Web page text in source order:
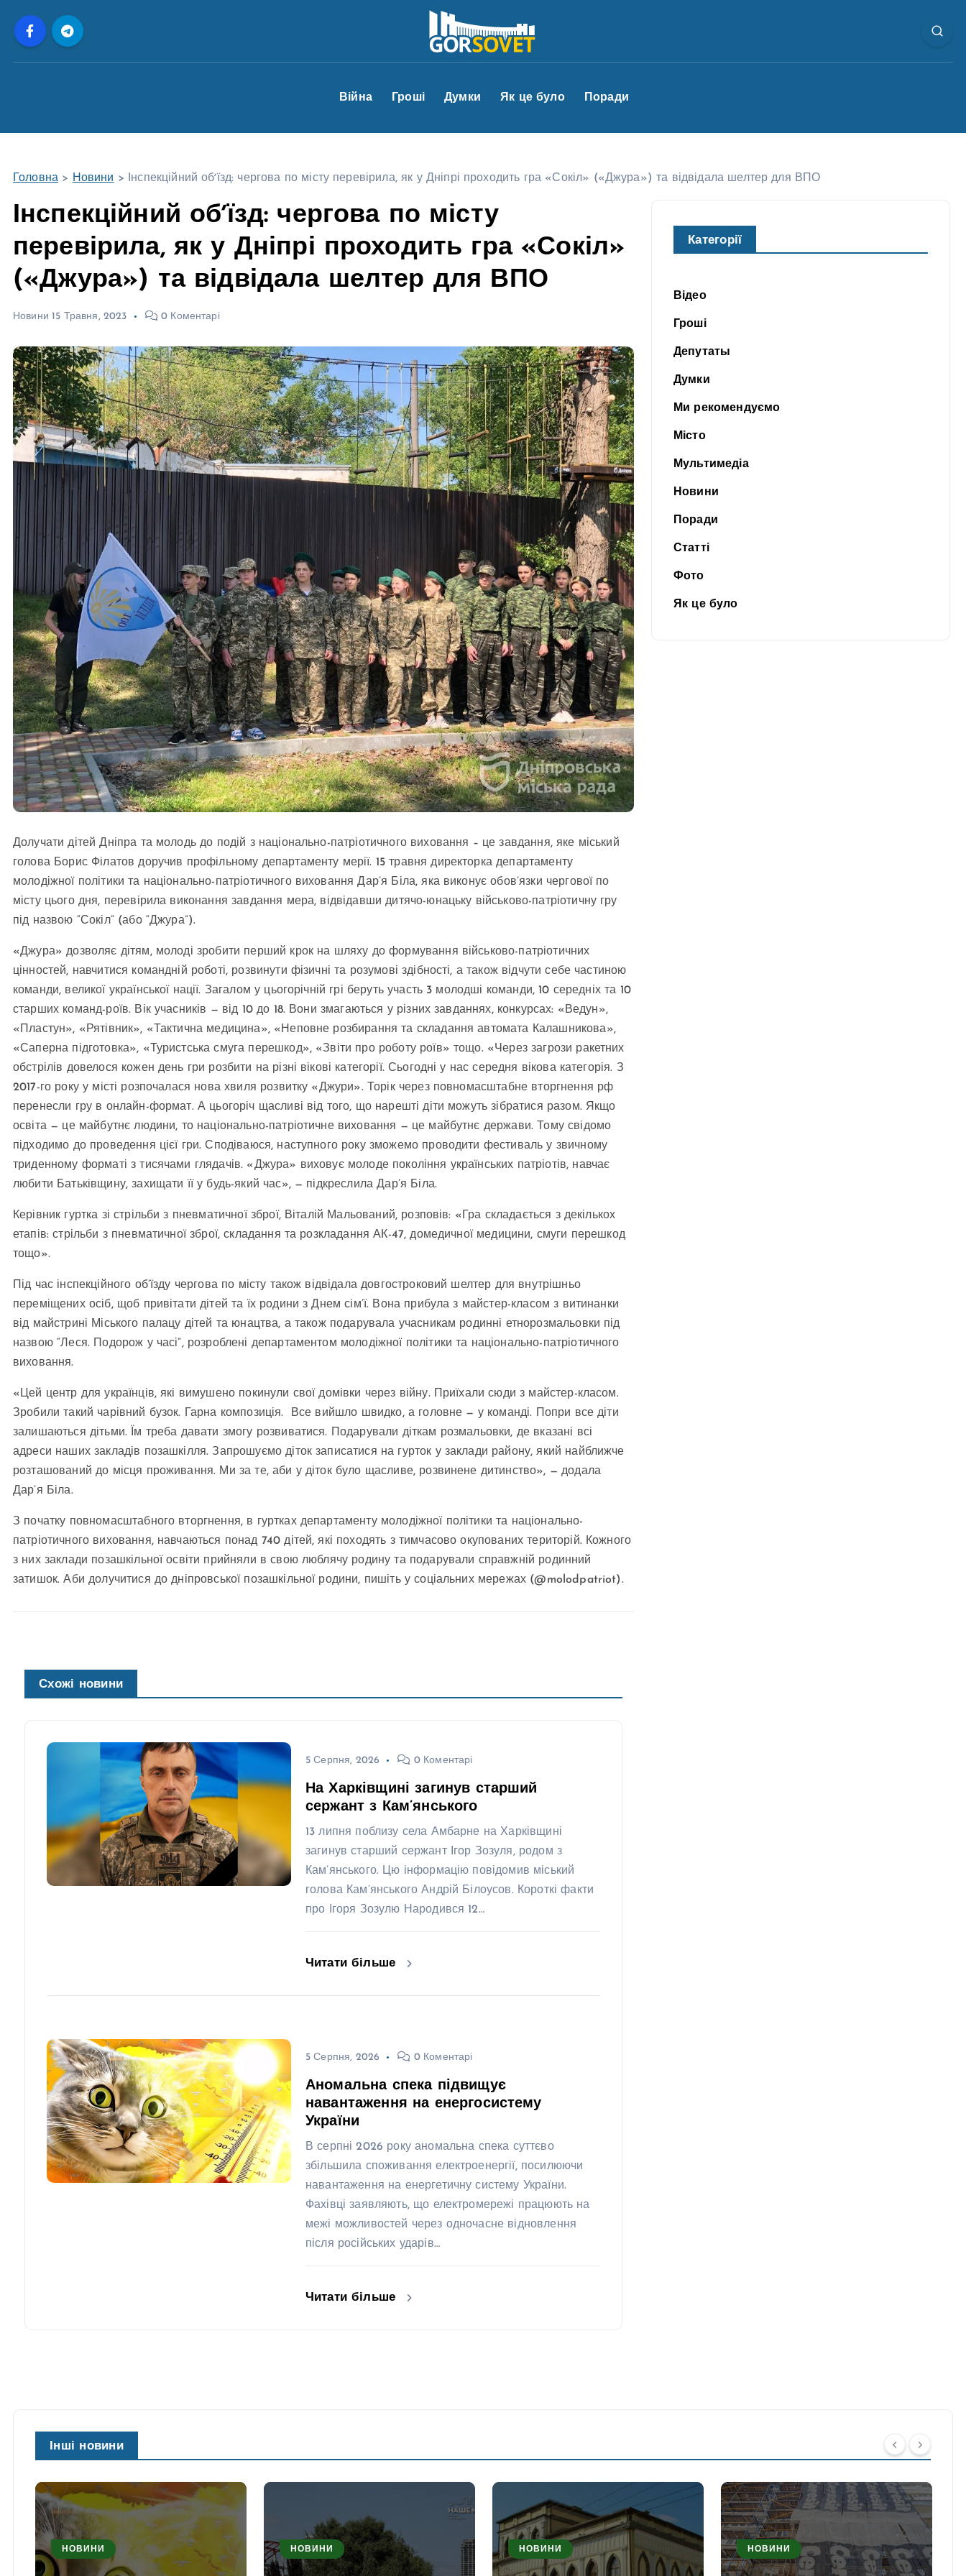
Війна Гроші Думки Як це було Поради
Головна > Новини > Інспекційний обʼїзд: чергова по місту перевірила, як у Дніпрі проходить гра «Сокіл» («Джура») та відвідала шелтер для ВПО
Інспекційний обʼїзд: чергова по місту
перевірила, як у Дніпрі проходить гра «Сокіл»
(«Джура») та відвідала шелтер для ВПО
Новини 15 Травня, 2023 0 Коментарі
Долучати дітей Дніпра та молодь до подій з національно-патріотичного виховання – це завдання, яке міський
голова Борис Філатов доручив профільному департаменту мерії. 15 травня директорка департаменту
молодіжної політики та національно-патріотичного виховання Дар’я Біла, яка виконує обов’язки чергової по
місту цього дня, перевірила виконання завдання мера, відвідавши дитячо-юнацьку військово-патріотичну гру
під назвою “Сокіл” (або “Джура”).
«Джура» дозволяє дітям, молоді зробити перший крок на шляху до формування військово-патріотичних
цінностей, навчитися командній роботі, розвинути фізичні та розумові здібності, а також відчути себе частиною
команди, великої української нації. Загалом у цьогорічній грі беруть участь 3 молодші команди, 10 середніх та 10
старших команд-роїв. Вік учасників — від 10 до 18. Вони змагаються у різних завданнях, конкурсах: «Ведун»,
«Пластун», «Рятівник», «Тактична медицина», «Неповне розбирання та складання автомата Калашникова»,
«Саперна підготовка», «Туристська смуга перешкод», «Звіти про роботу роїв» тощо. «Через загрози ракетних
обстрілів довелося кожен день гри розбити на різні вікові категорії. Сьогодні у нас середня вікова категорія. З
2017-го року у місті розпочалася нова хвиля розвитку «Джури». Торік через повномасштабне вторгнення рф
перенесли гру в онлайн-формат. А цьогоріч щасливі від того, що нарешті діти можуть зібратися разом. Якщо
освіта — це майбутнє людини, то національно-патріотичне виховання — це майбутнє держави. Тому свідомо
підходимо до проведення цієї гри. Сподіваюся, наступного року зможемо проводити фестиваль у звичному
триденному форматі з тисячами глядачів. «Джура» виховує молоде покоління українських патріотів, навчає
любити Батьківщину, захищати її у будь-який час», — підкреслила Дар’я Біла.
Керівник гуртка зі стрільби з пневматичної зброї, Віталій Мальований, розповів: «Гра складається з декількох
етапів: стрільби з пневматичної зброї, складання та розкладання АК-47, домедичної медицини, смуги перешкод
тощо».
Під час інспекційного об’їзду чергова по місту також відвідала довгостроковий шелтер для внутрішньо
переміщених осіб, щоб привітати дітей та їх родини з Днем сім’ї. Вона прибула з майстер-класом з витинанки
від майстрині Міського палацу дітей та юнацтва, а також подарувала учасникам родинні етнорозмальовки під
назвою “Леся. Подорож у часі”, розроблені департаментом молодіжної політики та національно-патріотичного
виховання.
«Цей центр для українців, які вимушено покинули свої домівки через війну. Приїхали сюди з майстер-класом.
Зробили такий чарівний бузок. Гарна композиція. Все вийшло швидко, а головне — у команді. Попри все діти
залишаються дітьми. Їм треба давати змогу розвиватися. Подарували діткам розмальовки, де вказані всі
адреси наших закладів позашкілля. Запрошуємо діток записатися на гурток у заклади району, який найближче
розташований до місця проживання. Ми за те, аби у діток було щасливе, розвинене дитинство», — додала
Дар’я Біла.
З початку повномасштабного вторгнення, в гуртках департаменту молодіжної політики та національно-
патріотичного виховання, навчаються понад 740 дітей, які походять з тимчасово окупованих територій. Кожного
з них заклади позашкільної освіти прийняли в свою люблячу родину та подарували справжній родинний
затишок. Аби долучитися до дніпровської позашкільної родини, пишіть у соціальних мережах (@molodpatriot).
Схожі новини
5 Серпня, 2026 0 Коментарі
На Харківщині загинув старший
сержант з Кам’янського
13 липня поблизу села Амбарне на Харківщині
загинув старший сержант Ігор Зозуля, родом з
Кам’янського. Цю інформацію повідомив міський
голова Кам’янського Андрій Білоусов. Короткі факти
про Ігоря Зозулю Народився 12…
Читати більше
5 Серпня, 2026 0 Коментарі
Аномальна спека підвищує
навантаження на енергосистему
України
В серпні 2026 року аномальна спека суттєво
збільшила споживання електроенергії, посилюючи
навантаження на енергетичну систему України.
Фахівці заявляють, що електромережі працюють на
межі можливостей через одночасне відновлення
після російських ударів…
Читати більше
Категорії
Відео
Гроші
Депутаты
Думки
Ми рекомендуємо
Місто
Мультимедіа
Новини
Поради
Статті
Фото
Як це було
Інші новини
НОВИНИ НОВИНИ НОВИНИ НОВИНИ